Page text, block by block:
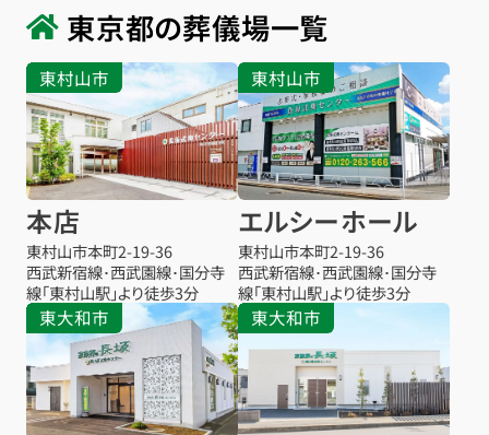
東京都の葬儀場一覧
東村山市
本店
東村山市本町2-19-36
西武新宿線･西武園線･国分寺
線「東村山駅」より徒歩3分
東村山市
エルシーホール
東村山市本町2-19-36
西武新宿線･西武園線･国分寺
線「東村山駅」より徒歩3分
東大和市 東大和市